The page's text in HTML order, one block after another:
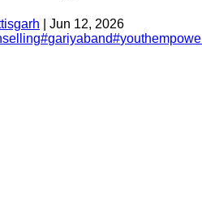
Jun 12, 2026
#gariyaband#